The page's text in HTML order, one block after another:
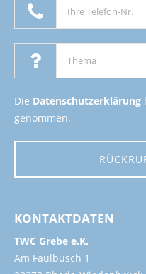
Die Datenschutzerklärung
genommen.
KONTAKTDATEN
TWC Grebe e.K.
Am Faulbusch 1